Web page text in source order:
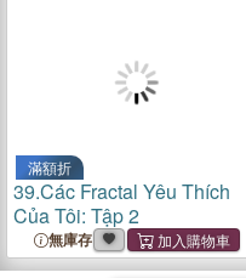
滿額折
39.Các Fractal Yêu Thích
Của Tôi: Tập 2
無庫存